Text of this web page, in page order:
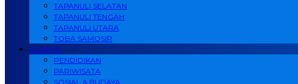
TAPANULI SELATAN
TAPANULI TENGAH
TAPANULI UTARA
TOBA SAMOSIR
LAINNYA
PENDIDIKAN
PARIWISATA
SOSIAL & BUDAYA